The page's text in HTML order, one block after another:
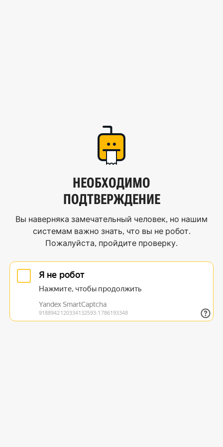
НЕОБХОДИМО
ПОДТВЕРЖДЕНИЕ
Вы наверняка замечательный человек, но нашим
системам важно знать, что вы не робот.
Пожалуйста, пройдите проверку.